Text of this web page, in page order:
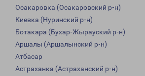
Осакаровка (Осакаровский р-н)
Киевка (Нуринский р-н)
Ботакара (Бухар-Жырауский р-н)
Аршалы (Аршалынский р-н)
Атбасар
Астраханка (Астраханский р-н)